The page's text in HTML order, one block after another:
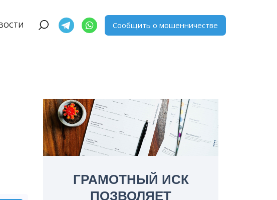
Сообщить о мошенничестве
ГРАМОТНЫЙ ИСК
ПОЗВОЛЯЕТ